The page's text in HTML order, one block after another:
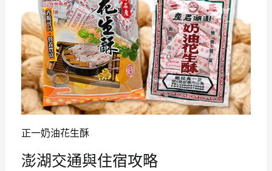
正一奶油花生酥
澎湖交通與住宿攻略